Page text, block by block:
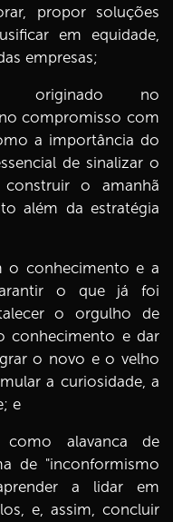
propor soluções
em equidade,
empresas;
originado no
compromisso com
a importância do
de sinalizar o
o amanhã
além da estratégia
o conhecimento e a
o que já foi
o orgulho de
conhecimento e dar
o novo e o velho
a curiosidade, a
e
como alavanca de
de "inconformismo
a lidar em
e, assim, concluir